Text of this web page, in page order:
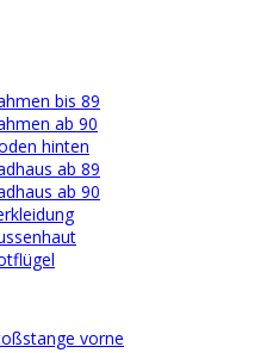
bis 89
ab 90
hinten
ab 89
ab 90
vorne